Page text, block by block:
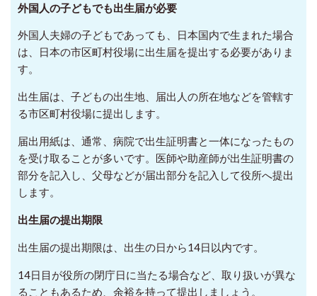
外国人の子どもでも出生届が必要
外国人夫婦の子どもであっても、日本国内で生まれた場合
は、日本の市区町村役場に出生届を提出する必要がありま
す。
出生届は、子どもの出生地、届出人の所在地などを管轄す
る市区町村役場に提出します。
届出用紙は、通常、病院で出生証明書と一体になったもの
を受け取ることが多いです。医師や助産師が出生証明書の
部分を記入し、父母などが届出部分を記入して役所へ提出
します。
出生届の提出期限
出生届の提出期限は、出生の日から14日以内です。
14日目が役所の閉庁日に当たる場合など、取り扱いが異な
ることもあるため、余裕を持って提出しましょう。